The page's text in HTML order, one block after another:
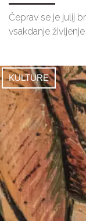
Čeprav se je julij
vsakdanje
KULTURE